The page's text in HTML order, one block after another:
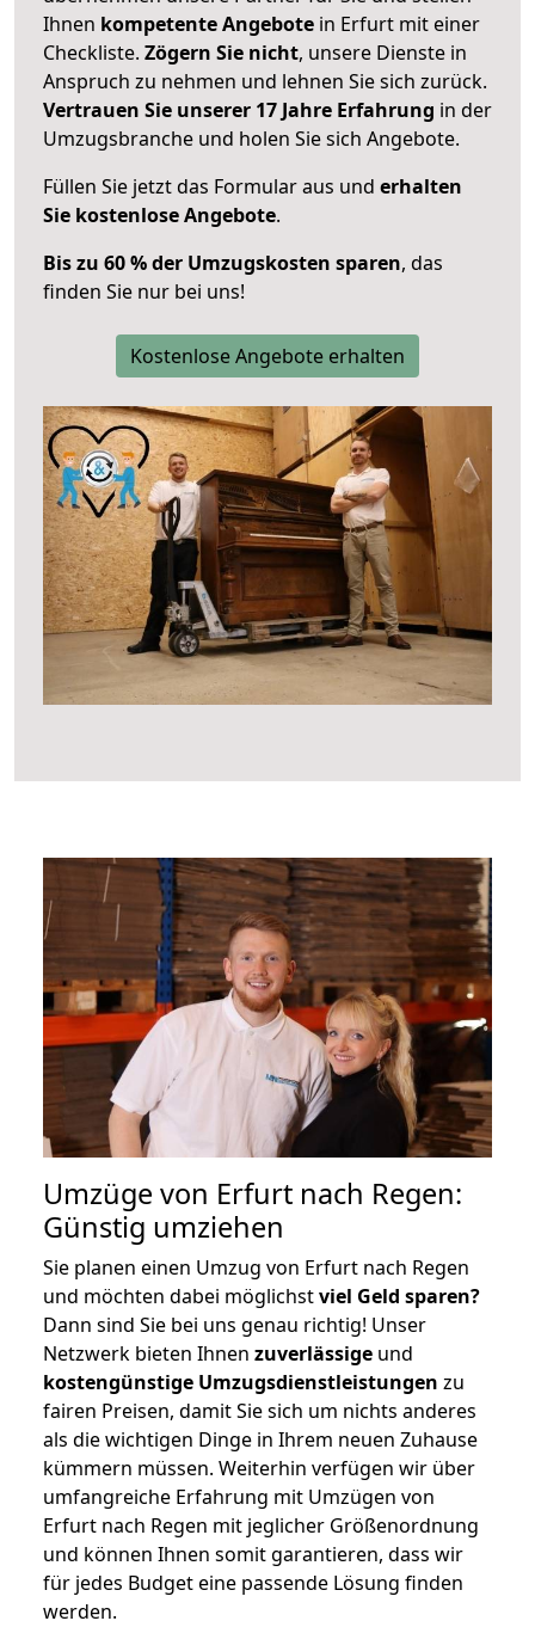
Ihnen kompetente Angebote in Erfurt mit einer
Checkliste. Zögern Sie nicht, unsere Dienste in
Anspruch zu nehmen und lehnen Sie sich zurück.
Vertrauen Sie unserer 17 Jahre Erfahrung in der
Umzugsbranche und holen Sie sich Angebote.
Füllen Sie jetzt das Formular aus und erhalten
Sie kostenlose Angebote.
Bis zu 60 % der Umzugskosten sparen, das
finden Sie nur bei uns!
Kostenlose Angebote erhalten
Umzüge von Erfurt nach Regen:
Günstig umziehen
Sie planen einen Umzug von Erfurt nach Regen
und möchten dabei möglichstviel Geld sparen?
Dann sind Sie bei uns genau richtig! Unser
Netzwerk bieten Ihnen zuverlässige und
kostengünstige Umzugsdienstleistungen zu
fairen Preisen, damit Sie sich um nichts anderes
als die wichtigen Dinge in Ihrem neuen Zuhause
kümmern müssen. Weiterhin verfügen wir über
umfangreiche Erfahrung mit Umzügen von
Erfurt nach Regen mit jeglicher Größenordnung
und können Ihnen somit garantieren, dass wir
für jedes Budget eine passende Lösung finden
werden.